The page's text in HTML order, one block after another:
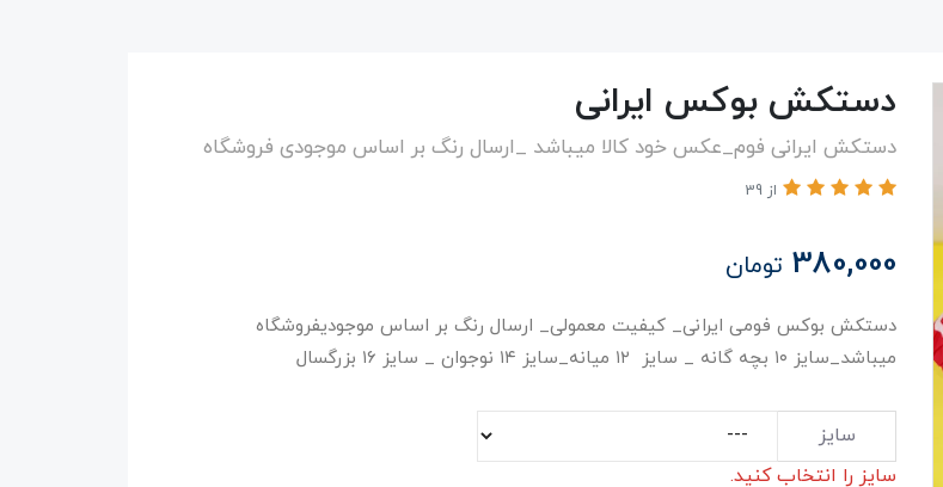
دستکش بوکس ایرانی
دستکش ایرانی فوم_عکس خود کالا میباشد _ارسال رنگ بر اساس موجودی فروشگاه
از 39
380,000 تومان
دستکش بوکس فومی ایرانی_ کیفیت معمولی_ ارسال رنگ بر اساس موجودیفروشگاه
میباشد_سایز ۱۰ بچه گانه _ سایز ۱۲ میانه_سایز ۱۴ نوجوان _ سایز ۱۶ بزرگسال
سایز
سایز را انتخاب کنید.